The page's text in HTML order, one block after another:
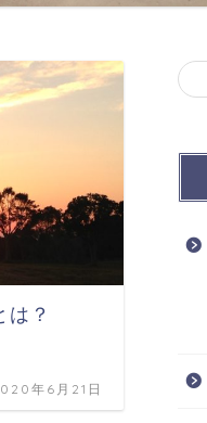
？
年6月21日